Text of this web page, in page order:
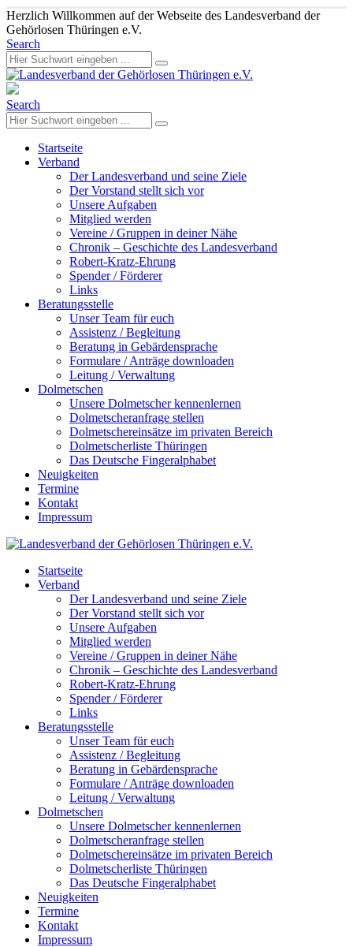
Herzlich Willkommen auf der Webseite des Landesverband der
Gehörlosen Thüringen e.V.
Search
Search
Startseite
Verband
Der Landesverband und seine Ziele
Der Vorstand stellt sich vor
Unsere Aufgaben
Mitglied werden
Vereine / Gruppen in deiner Nähe
Chronik – Geschichte des Landesverband
Robert-Kratz-Ehrung
Spender / Förderer
Links
Beratungsstelle
Unser Team für euch
Assistenz / Begleitung
Beratung in Gebärdensprache
Formulare / Anträge downloaden
Leitung / Verwaltung
Dolmetschen
Unsere Dolmetscher kennenlernen
Dolmetscheranfrage stellen
Dolmetschereinsätze im privaten Bereich
Dolmetscherliste Thüringen
Das Deutsche Fingeralphabet
Neuigkeiten
Termine
Kontakt
Impressum
Startseite
Verband
Der Landesverband und seine Ziele
Der Vorstand stellt sich vor
Unsere Aufgaben
Mitglied werden
Vereine / Gruppen in deiner Nähe
Chronik – Geschichte des Landesverband
Robert-Kratz-Ehrung
Spender / Förderer
Links
Beratungsstelle
Unser Team für euch
Assistenz / Begleitung
Beratung in Gebärdensprache
Formulare / Anträge downloaden
Leitung / Verwaltung
Dolmetschen
Unsere Dolmetscher kennenlernen
Dolmetscheranfrage stellen
Dolmetschereinsätze im privaten Bereich
Dolmetscherliste Thüringen
Das Deutsche Fingeralphabet
Neuigkeiten
Termine
Kontakt
Impressum